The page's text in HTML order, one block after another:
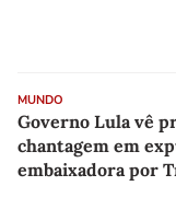
MUNDO
Governo Lula vê
chantagem em
embaixadora por